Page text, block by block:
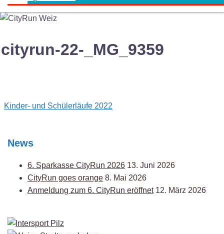
cityrun-22-_MG_9359
Post
Kinder- und Schülerläufe 2022
News
6. Sparkasse CityRun 2026 13. Juni 2026
CityRun goes orange 8. Mai 2026
Anmeldung zum 6. CityRun eröffnet 12. März 2026